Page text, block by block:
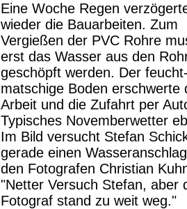
Eine Woche Regen
wieder die Bauarbeiten. Zum
Vergießen der PVC Rohre
erst das Wasser aus den
geschöpft werden. Der
matschige Boden erschwerte
Arbeit und die Zufahrt per
Typisches Novemberwetter
Im Bild versucht Stefan
gerade einen
den Fotografen Christian
"Netter Versuch Stefan, aber
Fotograf stand zu weit weg."